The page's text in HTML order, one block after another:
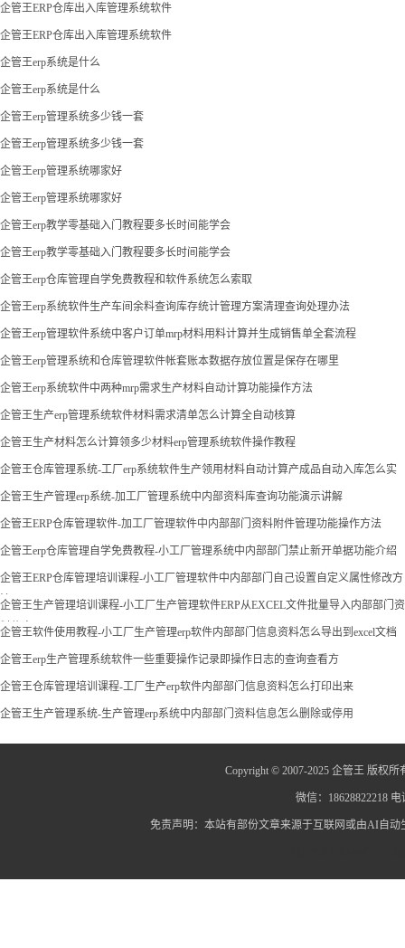
企管王ERP仓库出入库管理系统软件
企管王ERP仓库出入库管理系统软件
企管王erp系统是什么
企管王erp系统是什么
企管王erp管理系统多少钱一套
企管王erp管理系统多少钱一套
企管王erp管理系统哪家好
企管王erp管理系统哪家好
企管王erp教学零基础入门教程要多长时间能学会
企管王erp教学零基础入门教程要多长时间能学会
企管王erp仓库管理自学免费教程和软件系统怎么索取
企管王erp系统软件生产车间余料查询库存统计管理方案清理查询处理办法
企管王erp管理软件系统中客户订单mrp材料用料计算并生成销售单全套流程
企管王erp管理系统和仓库管理软件帐套账本数据存放位置是保存在哪里
企管王erp系统软件中两种mrp需求生产材料自动计算功能操作方法
企管王生产erp管理系统软件材料需求清单怎么计算全自动核算
企管王生产材料怎么计算领多少材料erp管理系统软件操作教程
企管王仓库管理系统-工厂erp系统软件生产领用材料自动计算产成品自动入库怎么实
现
企管王生产管理erp系统-加工厂管理系统中内部资料库查询功能演示讲解
企管王ERP仓库管理软件-加工厂管理软件中内部部门资料附件管理功能操作方法
企管王erp仓库管理自学免费教程-小工厂管理系统中内部部门禁止新开单据功能介绍
企管王ERP仓库管理培训课程-小工厂管理软件中内部部门自己设置自定义属性修改方
法
企管王生产管理培训课程-小工厂生产管理软件ERP从EXCEL文件批量导入内部部门资
料信息
企管王软件使用教程-小工厂生产管理erp软件内部部门信息资料怎么导出到excel文档
企管王erp生产管理系统软件一些重要操作记录即操作日志的查询查看方
企管王仓库管理培训课程-工厂生产erp软件内部部门信息资料怎么打印出来
企管王生产管理系统-生产管理erp系统中内部部门资料信息怎么删除或停用
Copyright © 2007-2025 企管王 版权所
微信：18628822218
免责声明：本站有部份文章来源于互联网或由AI自